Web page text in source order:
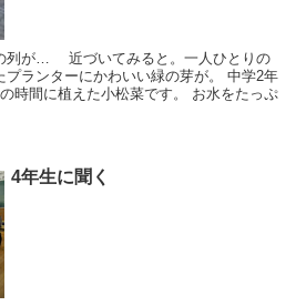
列が… 近づいてみると。一人ひとりの
プランターにかわいい緑の芽が。 中学2年
時間に植えた小松菜です。 お水をたっぷ
4年生に聞く